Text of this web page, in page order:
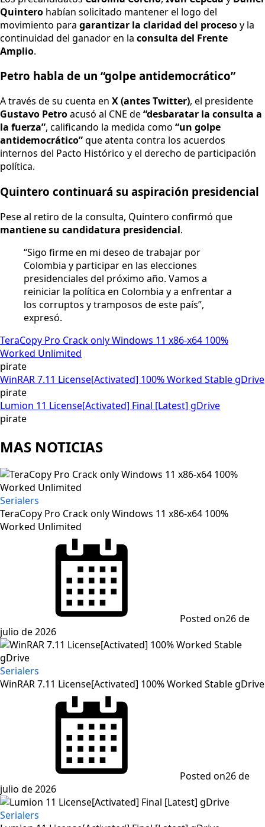
Quintero habían solicitado mantener el logo del
movimiento para garantizar la claridad del procesoy la
continuidad del ganador en la consulta del Frente
Amplio.
Petro habla de un “golpe antidemocrático”
A través de su cuenta en X (antes Twitter), el presidente
Gustavo Petroacusó al CNE de“desbaratar la consulta a
la fuerza”, calificando la medida como “un golpe
antidemocrático”que atenta contra los acuerdos
internos del Pacto Histórico y el derecho de participación
política.
Quintero continuará su aspiración presidencial
Pese al retiro de la consulta, Quintero confirmó que
mantiene su candidatura presidencial.
“Sigo firme en mi deseo de trabajar por
Colombia y participar en las elecciones
presidenciales del próximo año. Vamos a
reiniciar la política en Colombia y a enfrentar a
los corruptos y tramposos de este país”,
expresó.
TeraCopy Pro Crack only Windows 11 x86-x64 100%
Worked Unlimited
pirate
WinRAR 7.11 License[Activated] 100% Worked Stable gDrive
pirate
Lumion 11 License[Activated] Final [Latest] gDrive
pirate
MAS NOTICIAS
Serialers
TeraCopy Pro Crack only Windows 11 x86-x64 100%
Worked Unlimited
Posted on26 de
julio de 2026
Serialers
WinRAR 7.11 License[Activated] 100% Worked Stable gDrive
Posted on26 de
julio de 2026
Serialers